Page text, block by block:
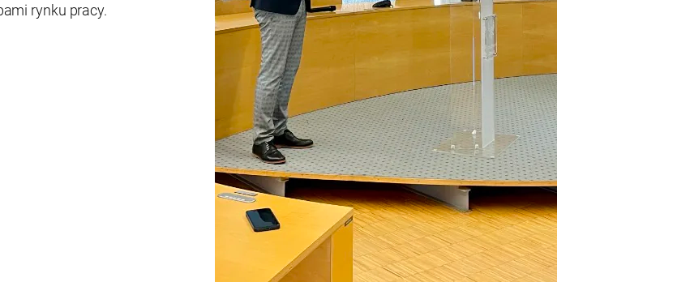
rynku pracy.